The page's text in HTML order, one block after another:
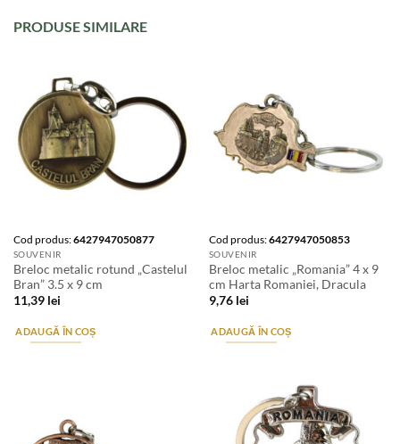
PRODUSE SIMILARE
Cod produs:6427947050877
SOUVENIR
Breloc metalic rotund „Castelul
Bran” 3.5 x 9 cm
11,39 lei
ADAUGĂ ÎN COȘ
Cod produs:6427947050853
SOUVENIR
Breloc metalic „Romania” 4 x 9
cm Harta Romaniei, Dracula
9,76 lei
ADAUGĂ ÎN COȘ